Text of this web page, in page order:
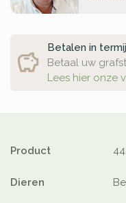
Betalen in
Betaal uw
Lees hier onze
Product
Dieren